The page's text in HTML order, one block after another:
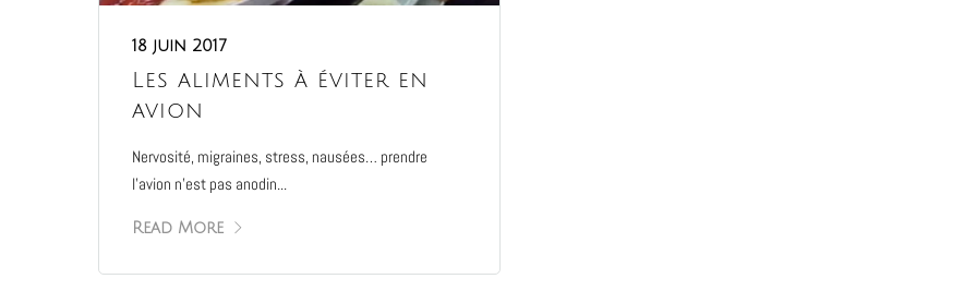
18 juin 2017
Les aliments à éviter en
avion
Nervosité, migraines, stress, nausées… prendre
l’avion n’est pas anodin...
Read More